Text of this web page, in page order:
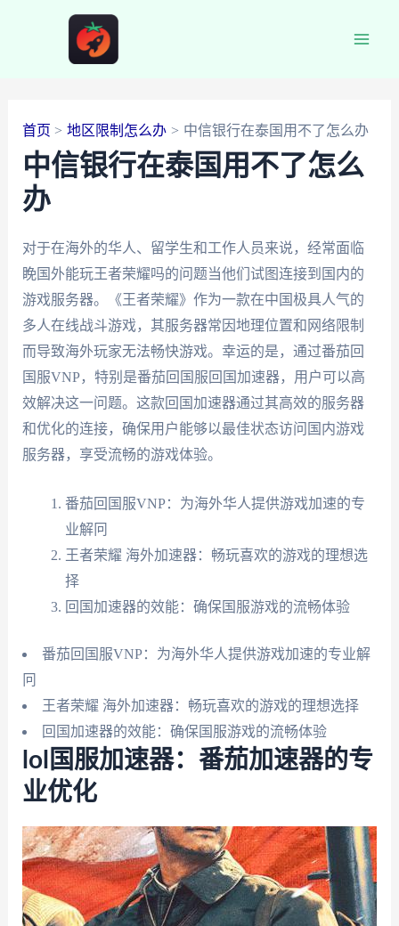
首页 地区限制怎么办 中信银行在泰国用不了怎么办
中信银行在泰国用不了怎么
办
对于在海外的华人、留学生和工作人员来说，经常面临
睌国外能玩王者荣耀吗的问题当他们试图连接到国内的
游戏服务器。《王者荣耀》作为一款在中国极具人气的
多人在线战斗游戏，其服务器常因地理位置和网络限制
而导致海外玩家无法畅快游戏。幸运的是，通过番茄回
国服VNP，特别是番茄回国服回国加速器，用户可以高
效解决这一问题。这款回国加速器通过其高效的服务器
和优化的连接，确保用户能够以最佳状态访问国内游戏
服务器，享受流畅的游戏体验。
番茄回国服VNP：为海外华人提供游戏加速的专
业解冋
王者荣耀 海外加速器：畅玩喜欢的游戏的理想选
择
回国加速器的效能：确保国服游戏的流畅体验
番茄回国服VNP：为海外华人提供游戏加速的专业解
冋
王者荣耀 海外加速器：畅玩喜欢的游戏的理想选择
回国加速器的效能：确保国服游戏的流畅体验
lol国服加速器：番茄加速器的专
业优化